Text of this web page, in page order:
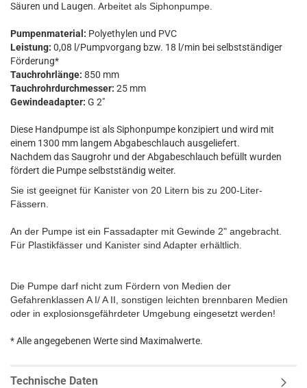
Säuren und Laugen. Arbeitet als Siphonpumpe.
Pumpenmaterial: Polyethylen und PVC
Leistung: 0,08 l/Pumpvorgang bzw. 18 l/min bei selbstständiger
Förderung*
Tauchrohrlänge: 850 mm
Tauchrohrdurchmesser: 25 mm
Gewindeadapter: G 2"
Diese Handpumpe ist als Siphonpumpe konzipiert und wird mit
einem 1300 mm langem Abgabeschlauch ausgeliefert.
Nachdem das Saugrohr und der Abgabeschlauch befüllt wurden
fördert die Pumpe selbstständig weiter.
Sie ist geeignet für Kanister von 20 Litern bis zu 200-Liter-
Fässern.
An der Pumpe ist ein Fassadapter mit Gewinde 2" angebracht.
Für Plastikfässer und Kanister sind Adapter erhältlich.
Die Pumpe darf nicht zum Fördern von Medien der
Gefahrenklassen A I/ A II, sonstigen leichten brennbaren Medien
oder in explosionsgefährdeter Umgebung eingesetzt werden!
* Alle angegebenen Werte sind Maximalwerte.
Technische Daten